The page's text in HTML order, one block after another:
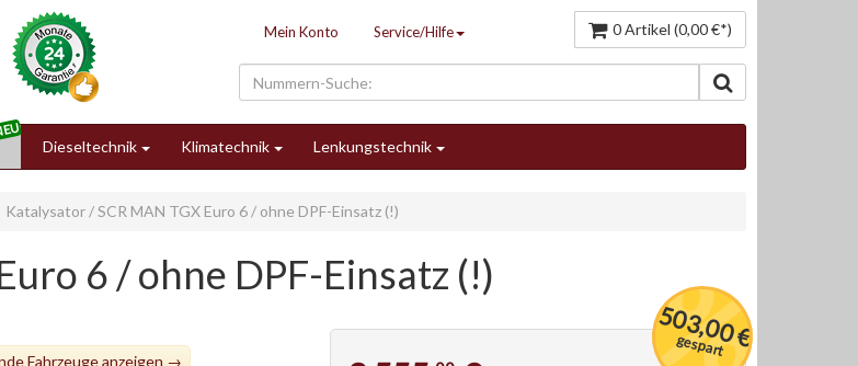
Mein Konto Service/Hilfe 0 Artikel (0,00 €*)
Dieseltechnik Klimatechnik Lenkungstechnik
Katalysator / SCR MAN TGX Euro 6 / ohne DPF-Einsatz (!)
6 / ohne DPF-Einsatz (!)
Fahrzeuge
503,00 €
gespart